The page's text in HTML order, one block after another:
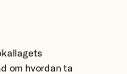
om hvordan ta